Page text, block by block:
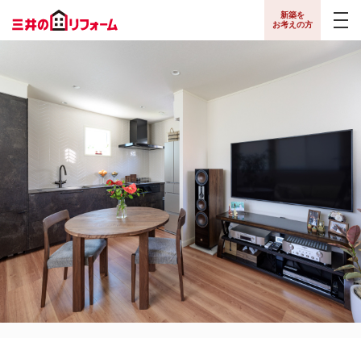
三井のリフォームのご紹介
お知らせ
資料請求
新築トップ
新築を
お考えの方